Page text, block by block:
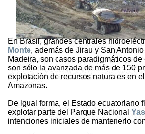
En Brasil, grandes centrales
Monte, además de Jirau y San
Madeira, son casos paradigmáticos de
son sólo la avanzada de más de 150
explotación de recursos naturales en
Amazonas.
De igual forma, el Estado ecuatoriano
explotar parte del Parque Nacional
intenciones iniciales de mantenerlo